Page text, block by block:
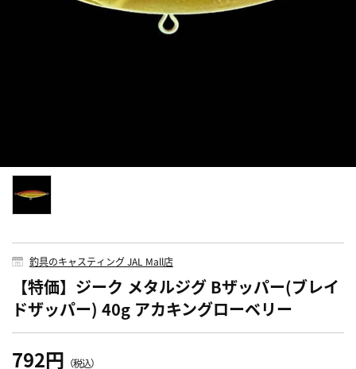
釣具のキャスティング JAL Mall店
【特価】ジーク メタルジグ Bザッパー(ブレイ
ドザッパー) 40g アカキングローベリー
792円 （税込）